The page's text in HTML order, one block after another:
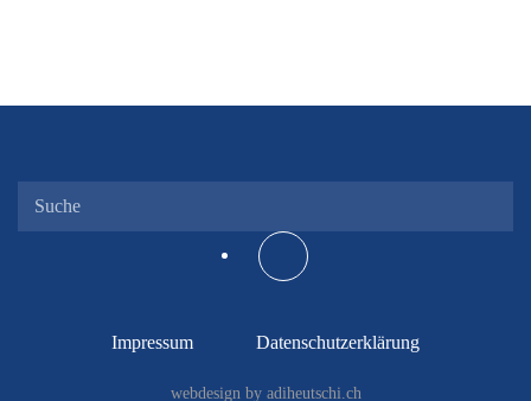
Impressum Datenschutzerklärung
webdesign by adiheutschi.ch